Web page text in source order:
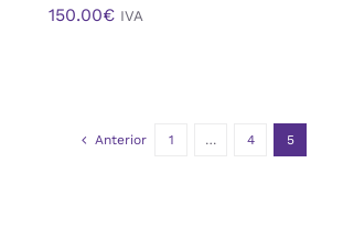
150.00€ IVA
Anterior 1 … 4 5